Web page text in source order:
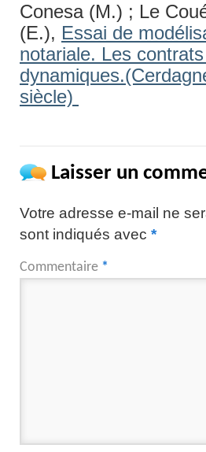
Conesa (M.) ; Le
(E.), Essai de
notariale. Les
siècle)
Laisser un
Votre adresse e-mail ne
sont indiqués avec *
Commentaire *